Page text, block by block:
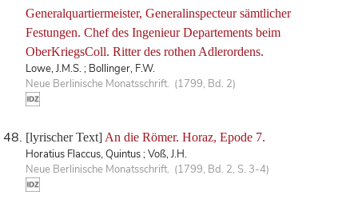
Generalquartiermeister, Generalinspecteur sämtlicher
Festungen. Chef des Ingenieur Departements beim
OberKriegsColl. Ritter des rothen Adlerordens.
Lowe, J.M.S. ; Bollinger, F.W.
Neue Berlinische Monatsschrift. (1799, Bd. 2)
[lyrischer Text] An die Römer. Horaz, Epode 7.
Horatius Flaccus, Quintus ; Voß, J.H.
Neue Berlinische Monatsschrift. (1799, Bd. 2, S. 3-4)